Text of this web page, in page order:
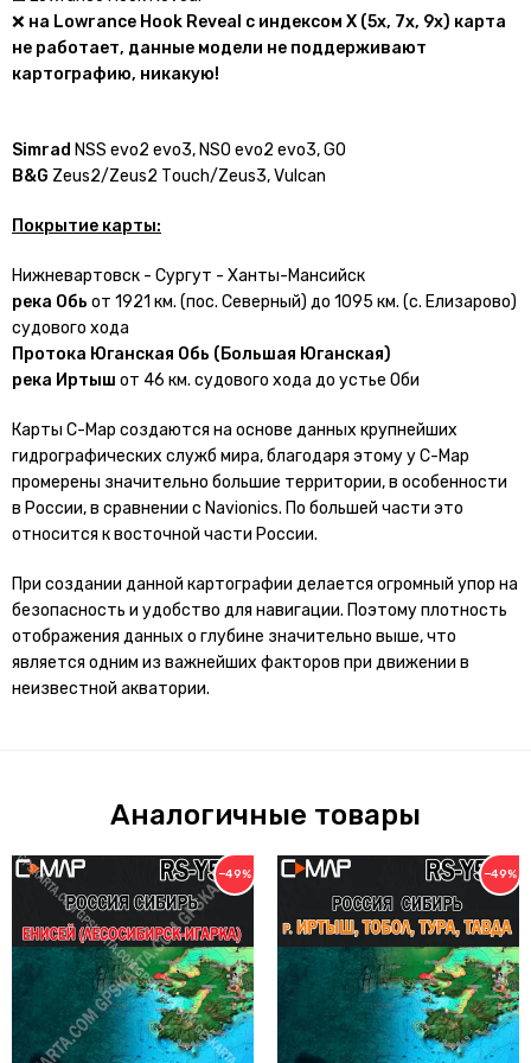
❌ на Lowrance Нооk Rеvеаl с индексом X (5x, 7x, 9x) карта
не работает, данные модели не поддерживают
картографию, никакую!
Simrаd NSS еvо2 еvо3, NSО еvо2 еvо3, GО
В&G Zеus2/Zеus2 Тоuсh/Zеus3, Vulсаn
Покрытие карты:
Нижневартовск - Сургут - Ханты-Мансийск
река Обь от 1921 км. (пос. Северный) до 1095 км. (с. Елизарово)
судового хода
Протока Юганская Обь (Большая Юганская)
река Иртыш от 46 км. судового хода до устье Оби
Карты С-Map создаются на основе данных крупнейших
гидрографических служб мира, благодаря этому у С-Map
промерены значительно большие территории, в особенности
в России, в сравнении с Navionics. По большей части это
относится к восточной части России.
При создании данной картографии делается огромный упор на
безопасность и удобство для навигации. Поэтому плотность
отображения данных о глубине значительно выше, что
является одним из важнейших факторов при движении в
неизвестной акватории.
Аналогичные товары
−49% −49%